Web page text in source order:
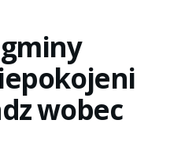
wobec